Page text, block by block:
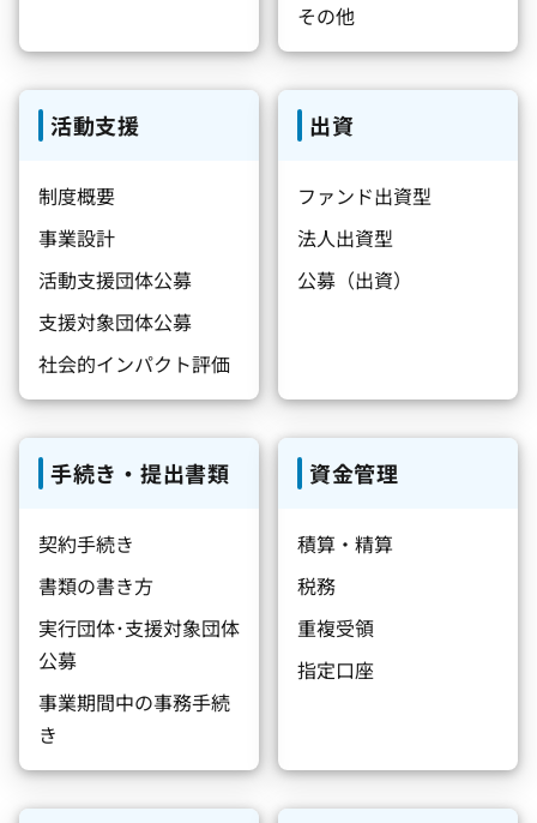
その他
活動支援
制度概要
事業設計
活動支援団体公募
支援対象団体公募
社会的インパクト評価
出資
ファンド出資型
法人出資型
公募（出資）
手続き・提出書類
契約手続き
書類の書き方
実行団体･支援対象団体
公募
事業期間中の事務手続
き
資金管理
積算・精算
税務
重複受領
指定口座